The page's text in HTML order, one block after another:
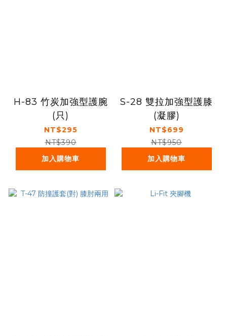
H-83 竹炭加強型護腕
(只)
NT$295
NT$390
加入購物車
S-28 雙拉加強型護膝
(凝膠)
NT$699
NT$950
加入購物車